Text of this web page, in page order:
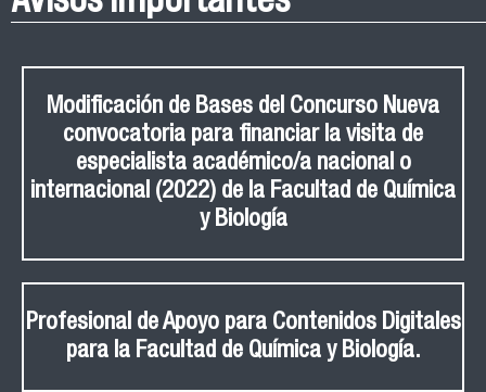
Modificación de Bases del Concurso Nueva
convocatoria para financiar la visita de
especialista académico/a nacional o
internacional (2022) de la Facultad de Química
y Biología
Profesional de Apoyo para Contenidos Digitales
para la Facultad de Química y Biología.